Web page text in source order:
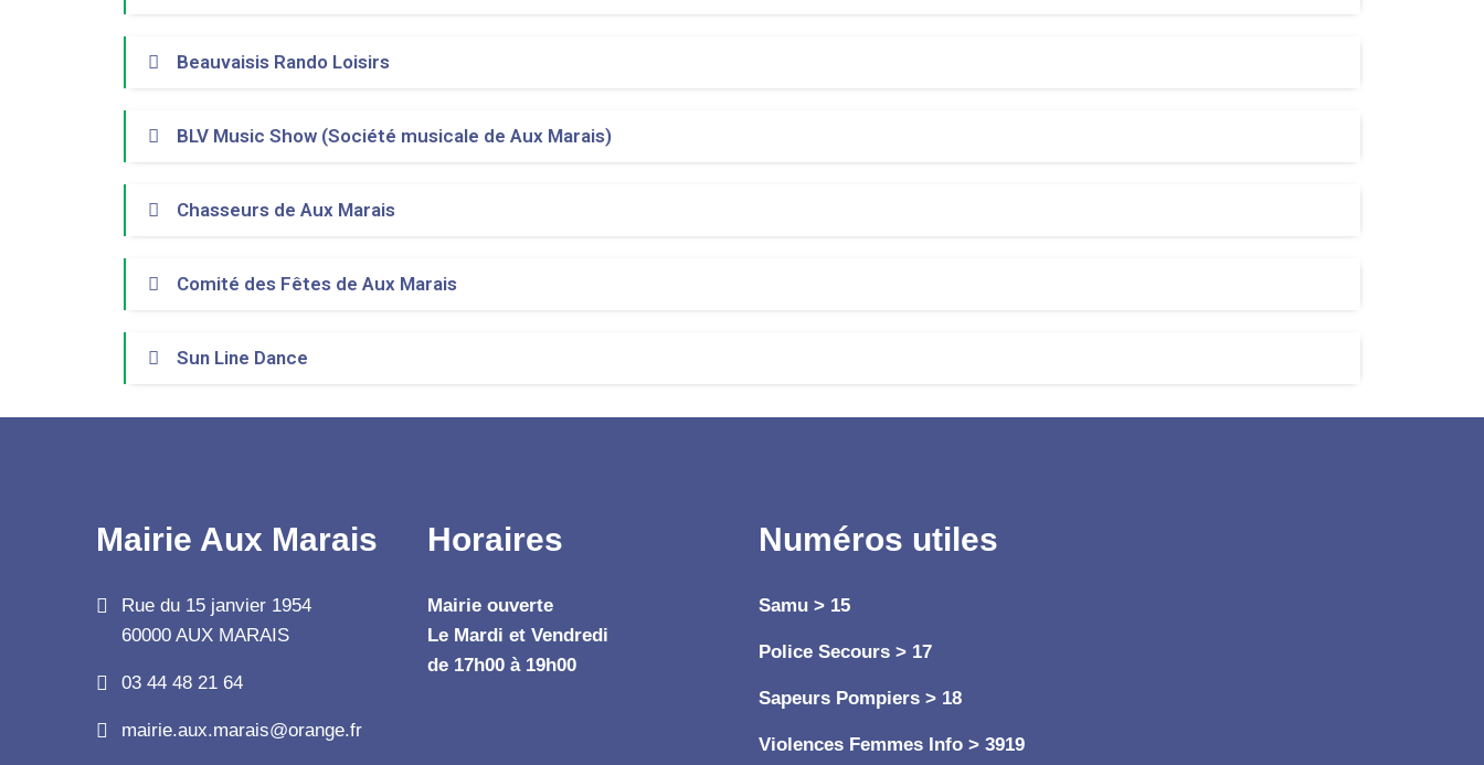
Beauvaisis Rando Loisirs
BLV Music Show (Société musicale de Aux Marais)
Chasseurs de Aux Marais
Comité des Fêtes de Aux Marais
Sun Line Dance
Mairie Aux Marais
Rue du 15 janvier 1954
60000 AUX MARAIS
03 44 48 21 64
mairie.aux.marais@orange.fr
Horaires
Mairie ouverte
Le Mardi et Vendredi
de 17h00 à 19h00
Numéros utiles
Samu > 15
Police Secours > 17
Sapeurs Pompiers > 18
Violences Femmes Info > 3919